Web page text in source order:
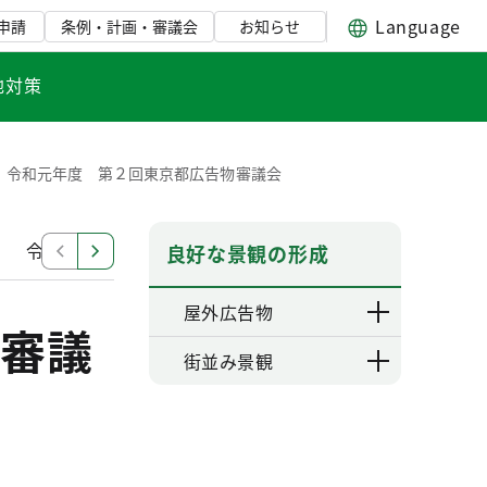
請 条例・計画・審議会 お知らせ Language
策
令和元年度 第２回東京都広告物審議会
令和６年度 第１回東京都広告物審議会
議
良好な景観の形成
屋外広告物
街並み景観